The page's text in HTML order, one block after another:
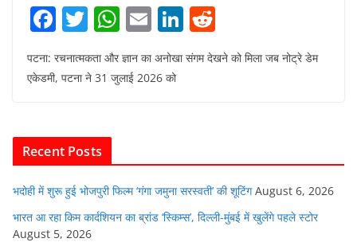
F
c
o
o
k
T
itt
W
at
p
E
m
ai
Li
n
k
e
d
पटना: रचनात्मकता और ज्ञान का अनोखा संगम देखने को मिला जब नोट्रे डेम
एकेडमी, पटना ने 31 जुलाई 2026 को
Recent Posts
भदोही में शुरू हुई भोजपुरी फिल्म ‘गंगा जमुना सरस्वती’ की शूटिंग August 6, 2026
भारत आ रहा किम कार्दशियन का ब्रांड ‘स्किम्स’, दिल्ली-मुंबई में खुलेंगे पहले स्टोर
August 5, 2026